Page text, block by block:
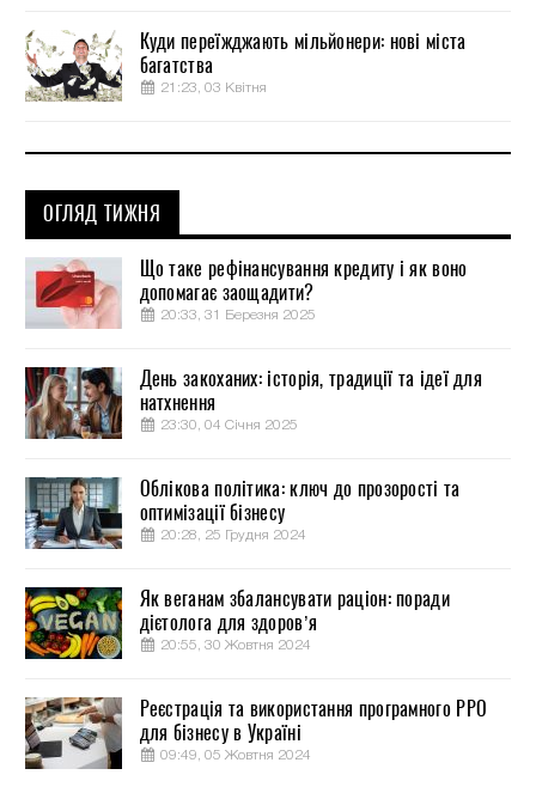
Куди переїжджають мільйонери: нові міста
багатства
21:23, 03 Квітня
ОГЛЯД ТИЖНЯ
Що таке рефінансування кредиту і як воно
допомагає заощадити?
20:33, 31 Березня 2025
День закоханих: історія, традиції та ідеї для
натхнення
23:30, 04 Січня 2025
Облікова політика: ключ до прозорості та
оптимізації бізнесу
20:28, 25 Грудня 2024
Як веганам збалансувати раціон: поради
дієтолога для здоров’я
20:55, 30 Жовтня 2024
Реєстрація та використання програмного РРО
для бізнесу в Україні
09:49, 05 Жовтня 2024